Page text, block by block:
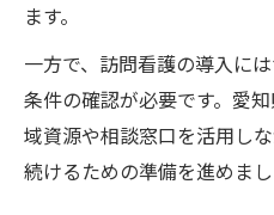
ます。
一方で、訪問看護の導入に
条件の確認が必要です。愛
域資源や相談窓口を活用し
続けるための準備を進めまし